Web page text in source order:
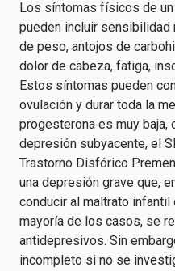
Los síntomas físicos de
pueden incluir sensibilidad
de peso, antojos de
dolor de cabeza, fatiga,
Estos síntomas pueden
ovulación y durar toda la
progesterona es muy baja,
depresión subyacente, el
Trastorno Disfórico
una depresión grave que,
conducir al maltrato infantil
mayoría de los casos, se
antidepresivos. Sin
incompleto si no se